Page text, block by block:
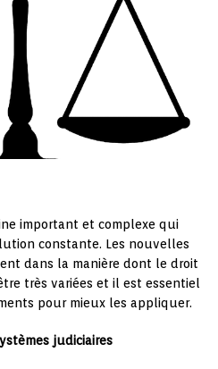
important et complexe qui
constante. Les nouvelles
dans la manière dont le droit
très variées et il est essentiel
pour mieux les appliquer.
judiciaires